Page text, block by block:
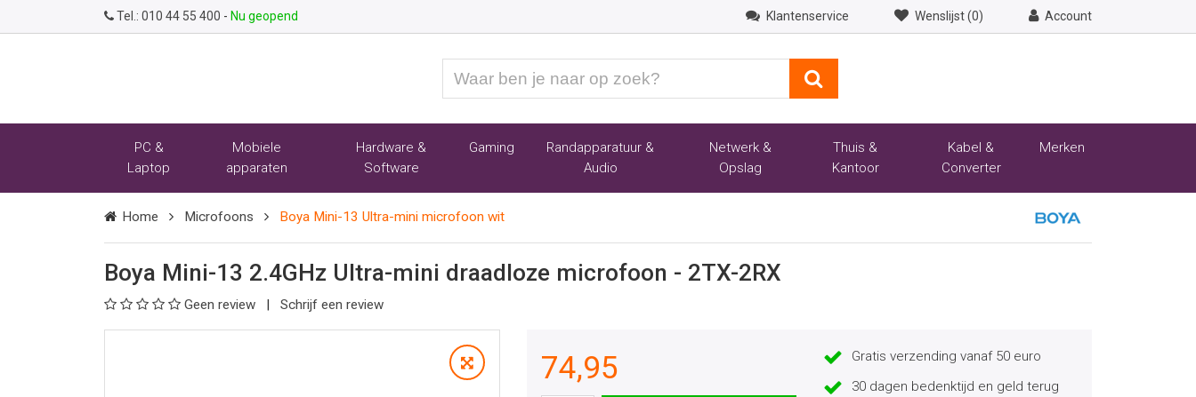
Tel.: 010 44 55 400 - Nu geopend Klantenservice Wenslijst (0) Account
ben
naar
PC &
Laptop
Mobiele
apparaten
Hardware &
Software
Gaming
Randapparatuur &
Audio
Netwerk &
Opslag
Thuis &
Kantoor
Kabel &
Converter
Merken
Home Microfoons Boya Mini-13 Ultra-mini microfoon wit
Boya Mini-13 2.4GHz Ultra-mini draadloze microfoon - 2TX-2RX
Geen review Schrijf een review
74,95
Gratis verzending vanaf 50 euro
30 dagen bedenktijd en geld terug